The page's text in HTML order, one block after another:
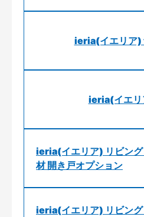
ieria(イエリア)
ieria(イエリ
ieria(イエリア) リビング
材 開き戸オプション
ieria(イエリア) リビング